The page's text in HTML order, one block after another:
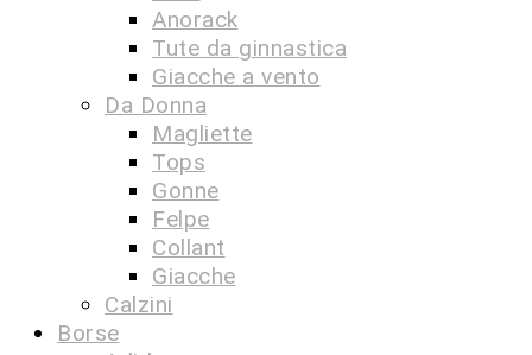
Anorack
Tute da ginnastica
Giacche a vento
Da Donna
Magliette
Tops
Gonne
Felpe
Collant
Giacche
Calzini
Borse